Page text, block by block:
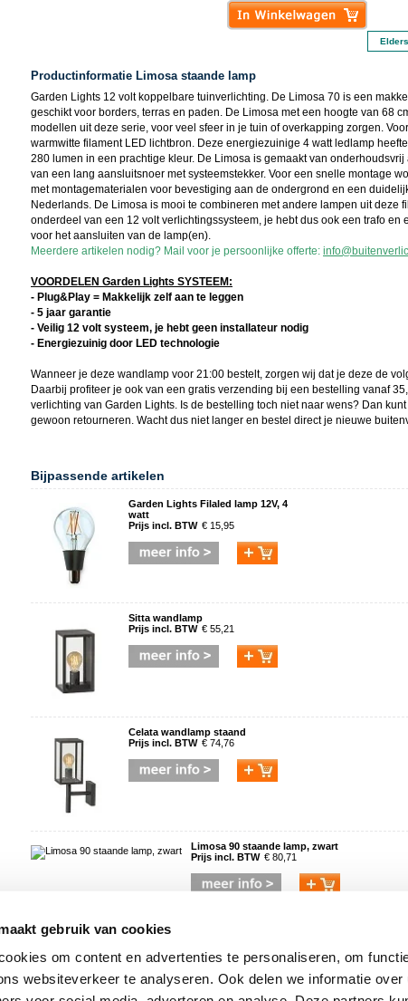
gebruik van cookies
om content en advertenties te personaliseren, om
websiteverkeer te analyseren. Ook delen we informatie
Productinformatie Limosa staande lamp
Garden Lights 12 volt koppelbare tuinverlichting. De Limosa 70 is een
geschikt voor borders, terras en paden. De Limosa met een hoogte van 68
modellen uit deze serie, voor veel sfeer in je tuin of overkapping zorgen.
warmwitte filament LED lichtbron. Deze energiezuinige 4 watt ledlamp
280 lumen in een prachtige kleur. De Limosa is gemaakt van
van een lang aansluitsnoer met systeemstekker. Voor een snelle montage
met montagematerialen voor bevestiging aan de ondergrond en een
Nederlands. De Limosa is mooi te combineren met andere lampen uit deze
onderdeel van een 12 volt verlichtingssysteem, je hebt dus ook een trafo en
voor het aansluiten van de lamp(en).
Meerdere artikelen nodig? Mail voor je persoonlijke offerte:
VOORDELEN Garden Lights SYSTEEM:
- Plug&Play = Makkelijk zelf aan te leggen
- 5 jaar garantie
- Veilig 12 volt systeem, je hebt geen installateur nodig
- Energiezuinig door LED technologie
Wanneer je deze wandlamp voor 21:00 bestelt, zorgen wij dat je deze de
Daarbij profiteer je ook van een gratis verzending bij een bestelling vanaf
verlichting van Garden Lights. Is de bestelling toch niet naar wens? Dan
gewoon retourneren. Wacht dus niet langer en bestel direct je nieuwe
Bijpassende artikelen
Garden Lights Filaled lamp 12V, 4
watt
Prijs incl. BTW € 15,95
Sitta wandlamp
Prijs incl. BTW € 55,21
Celata wandlamp staand
Prijs incl. BTW € 74,76
Limosa 90 staande lamp, zwart
Prijs incl. BTW € 80,71
Grondspie voor Limosa staande lamp
Prijs incl. BTW